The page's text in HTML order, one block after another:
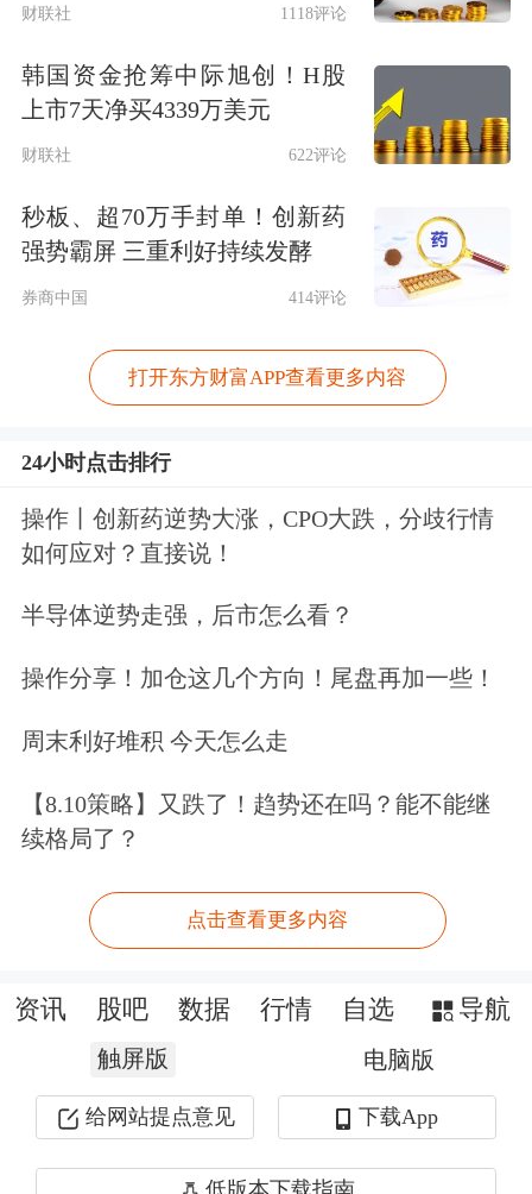
财联社 1118评论
韩国资金抢筹中际旭创！H股
上市7天净买4339万美元
财联社 622评论
秒板、超70万手封单！创新药
强势霸屏 三重利好持续发酵
券商中国 414评论
打开东方财富APP查看更多内容
24小时点击排行
操作丨创新药逆势大涨，CPO大跌，分歧行情
如何应对？直接说！
半导体逆势走强，后市怎么看？
操作分享！加仓这几个方向！尾盘再加一些！
周末利好堆积 今天怎么走
【8.10策略】又跌了！趋势还在吗？能不能继
续格局了？
点击查看更多内容
资讯 股吧 数据 行情 自选 导航
触屏版 电脑版
给网站提点意见 下载App